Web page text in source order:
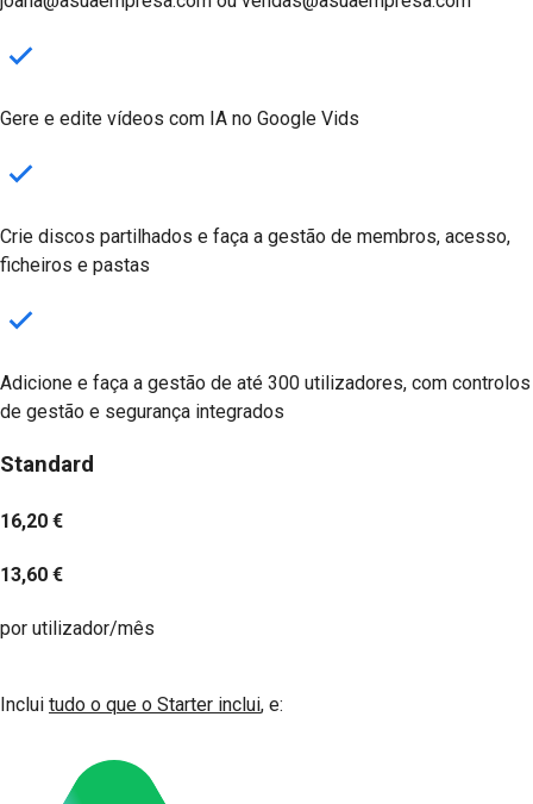
Gere e edite vídeos com IA no Google Vids
Crie discos partilhados e faça a gestão de membros, acesso,
ficheiros e pastas
Adicione e faça a gestão de até 300 utilizadores, com controlos
de gestão e segurança integrados
Standard
16,20 €
13,60 €
por utilizador/mês
Inclui tudo o que o Starter inclui, e: